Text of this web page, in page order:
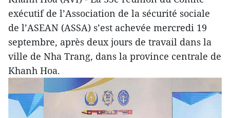
exécutif de l’Association de la sécurité sociale
de l’ASEAN (ASSA) s’est achevée mercredi 19
septembre, après deux jours de travail dans la
ville de Nha Trang, dans la province centrale de
Khanh Hoa.